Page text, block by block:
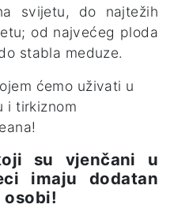
svijetu, do najtežih
od najvećeg ploda
stabla meduze.
ćemo uživati u
i tirkiznom
su vjenčani u
imaju dodatan
osobi!